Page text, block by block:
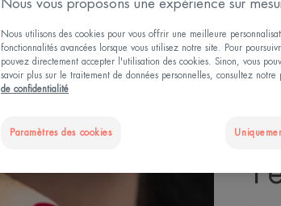
Nous vous proposons une expérience sur
Nous utilisons des cookies pour vous offrir une meilleure
fonctionnalités avancées lorsque vous utilisez notre site. Pour
pouvez directement accepter l'utilisation des cookies. Sinon, vous
savoir plus sur le traitement de données personnelles, consultez
de confidentialité
Paramètres des cookies